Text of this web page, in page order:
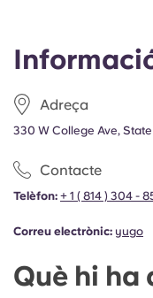
Adreça
330 W College Ave, State
Contacte
Telèfon: + 1 ( 814 ) 304 -
Correu electrònic: yugo
Què hi ha